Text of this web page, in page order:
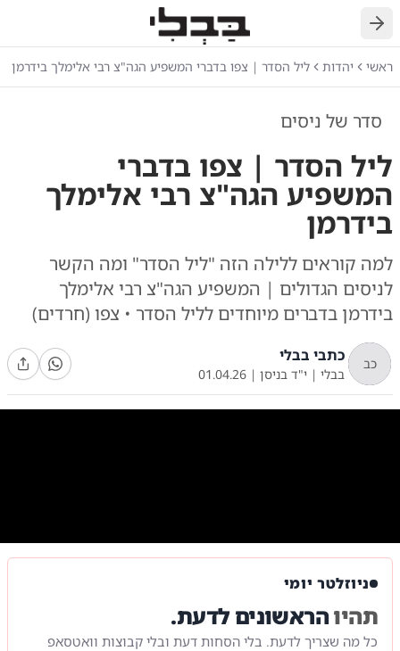
חזרה
ראשי יהדות ליל הסדר | צפו בדברי המשפיע הגה"צ רבי אלימלך בידרמן
סדר של ניסים
ליל הסדר | צפו בדברי
המשפיע הגה"צ רבי אלימלך
בידרמן
למה קוראים ללילה הזה "ליל הסדר" ומה הקשר
לניסים הגדולים | המשפיע הגה"צ רבי אלימלך
בידרמן בדברים מיוחדים לליל הסדר • צפו (חרדים)
כב כתבי בבלי
בבלי | י"ד בניסן |
01.04.26
ליל הסדר | צפו בדברי המשפיע הגה"צ רבי אלימלך בידרמן
ניוזלטר יומי
תהיוהראשונים לדעת.
כל מה שצריך לדעת. בלי הסחות דעת ובלי קבוצות וואטסאפ